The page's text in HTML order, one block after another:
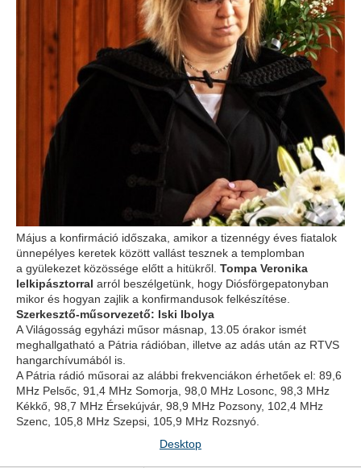
Május a konfirmáció időszaka, amikor a tizennégy éves fiatalok
ünnepélyes keretek között vallást tesznek a templomban
a gyülekezet közössége előtt a hitükről. Tompa Veronika
lelkipásztorral arról beszélgetünk, hogy Diósförgepatonyban
mikor és hogyan zajlik a konfirmandusok felkészítése.
Szerkesztő-műsorvezető: Iski Ibolya
A Világosság egyházi műsor másnap, 13.05 órakor ismét
meghallgatható a Pátria rádióban, illetve az adás után az RTVS
hangarchívumából is.
A Pátria rádió műsorai az alábbi frekvenciákon érhetőek el: 89,6
MHz Pelsőc, 91,4 MHz Somorja, 98,0 MHz Losonc, 98,3 MHz
Kékkő, 98,7 MHz Érsekújvár, 98,9 MHz Pozsony, 102,4 MHz
Szenc, 105,8 MHz Szepsi, 105,9 MHz Rozsnyó.
Desktop